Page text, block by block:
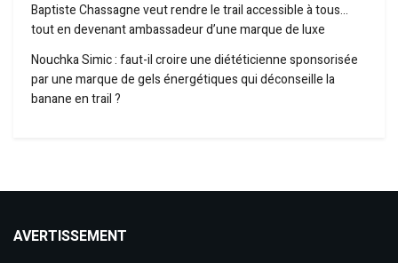
Baptiste Chassagne veut rendre le trail accessible à tous…
tout en devenant ambassadeur d’une marque de luxe
Nouchka Simic : faut-il croire une diététicienne sponsorisée
par une marque de gels énergétiques qui déconseille la
banane en trail ?
AVERTISSEMENT